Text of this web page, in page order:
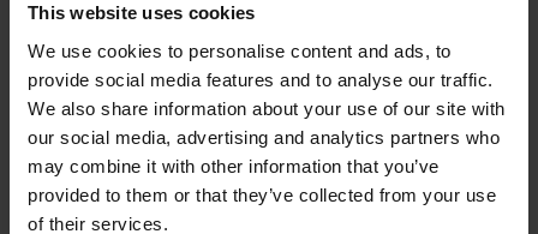
This website uses cookies
We use cookies to personalise content and ads, to
provide social media features and to analyse our traffic.
We also share information about your use of our site with
our social media, advertising and analytics partners who
may combine it with other information that you’ve
provided to them or that they’ve collected from your use
of their services.
Mine paberivabaks ja kasuta
kaugtöö võimalusi
See võib tunduda tööjuhtimistarkvara ilmselge
eelisena, kuid see on veidi rohkem, kui algselt paistab.
Digitaalseks muutumine ei ole hea mitte ainult
keskkonnale, sest loobute tonnide viisi paberist ja